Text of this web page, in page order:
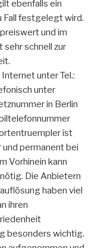
ebenfalls ein
Fall festgelegt wird.
und im
sehr schnell zur
unter Tel.:
unter
in Berlin
ist
permanent bei
Vorhinein kann
Die Anbietern
haben viel
ihren
besonders wichtig.